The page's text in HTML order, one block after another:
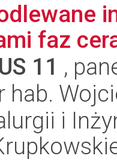
faz
11 ,
hab.
i